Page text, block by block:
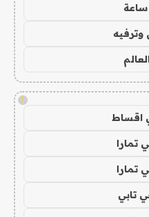
!
اقساط
تمارا
تمارا
تابي